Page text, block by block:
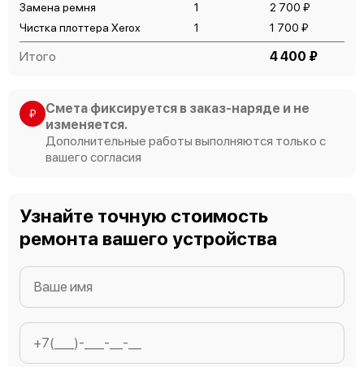
Замена ремня
1
2 700 ₽
Чистка плоттера Xerox
1 1 700 ₽
Итого 4 400 ₽
₽
Смета фиксируется в заказ-наряде и не
изменяется.
Дополнительные работы выполняются только с
вашего согласия
Узнайте точную стоимость
ремонта вашего устройства